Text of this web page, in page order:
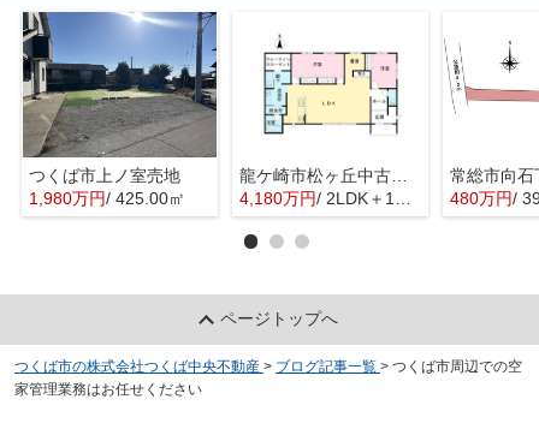
つくば市上ノ室売地
1,980万円/ 425.00㎡
龍ケ崎市松ヶ丘中古戸建
4,180万円/ 2LDK＋1S(納戸)
常総市向
480万円/
ページトップへ
つくば市の株式会社つくば中央不動産 > ブログ記事一覧 > つくば市周辺での空
家管理業務はお任せください